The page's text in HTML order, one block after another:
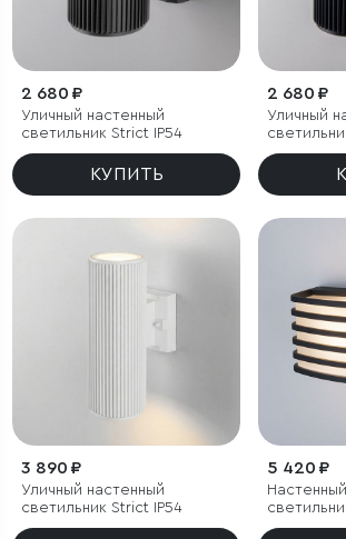
2 680 ₽
Уличный настенный
светильник Strict IP54
КУПИТЬ
2 680 ₽
Уличный
3 890 ₽
Уличный настенный
светильник Strict IP54
5 420 ₽
черный